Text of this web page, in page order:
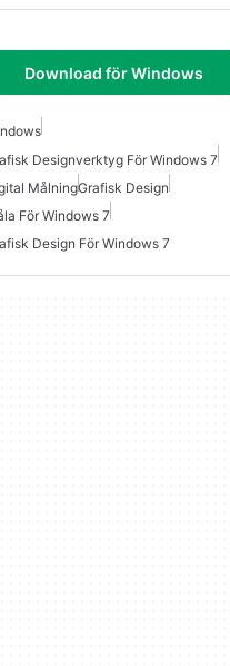
Download för Windows
Designverktyg För Windows 7
MålningGrafisk Design
För Windows 7
Design För Windows 7